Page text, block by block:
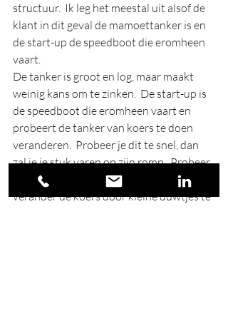
structuur.  Ik leg het meestal uit alsof de
klant in dit geval de mamoettanker is en
de start-up de speedboot die eromheen
vaart.
De tanker is groot en log, maar maakt
weinig kans om te zinken.  De start-up is
de speedboot die eromheen vaart en
probeert de tanker van koers te doen
veranderen.  Probeer je dit te snel, dan
zal je je stuk varen op zijn romp.  Probeer
wat meer de sleepboot te zijn en
verander de koers door kleine duwtjes te